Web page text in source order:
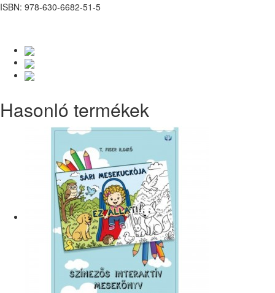
ISBN: 978-630-6682-51-5
Hasonló termékek